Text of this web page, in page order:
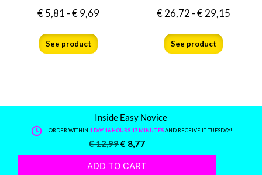
€5,81-€9,69
See product
€26,72-€29,15
See product
Inside Easy Novice
ORDER WITHIN 1 DAY 16 HOURS 17 MINUTESAND RECEIVE IT TUESDAY!
€12,99€ 8,77
ADD TO CART